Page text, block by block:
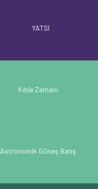
YATSI
Kıble Zamanı
Astronomik Güneş Batış